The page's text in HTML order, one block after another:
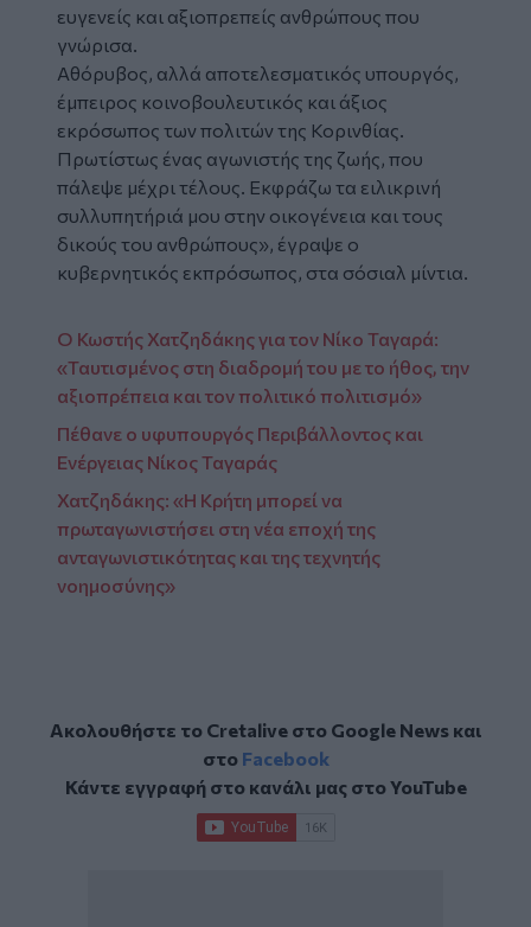
ευγενείς και αξιοπρεπείς ανθρώπους που
γνώρισα.
Αθόρυβος, αλλά αποτελεσματικός υπουργός,
έμπειρος κοινοβουλευτικός και άξιος
εκρόσωπος των πολιτών της Κορινθίας.
Πρωτίστως ένας αγωνιστής της ζωής, που
πάλεψε μέχρι τέλους. Εκφράζω τα ειλικρινή
συλλυπητήριά μου στην οικογένεια και τους
δικούς του ανθρώπους», έγραψε ο
κυβερνητικός εκπρόσωπος, στα σόσιαλ μίντια.
Ο Κωστής Χατζηδάκης για τον Νίκο Ταγαρά:
«Ταυτισμένος στη διαδρομή του με το ήθος, την
αξιοπρέπεια και τον πολιτικό πολιτισμό»
Πέθανε ο υφυπουργός Περιβάλλοντος και
Ενέργειας Νίκος Ταγαράς
Χατζηδάκης: «Η Κρήτη μπορεί να
πρωταγωνιστήσει στη νέα εποχή της
ανταγωνιστικότητας και της τεχνητής
νοημοσύνης»
Ακολουθήστε το Cretalive στο Google Newsκαι
στο Facebook
Κάντε εγγραφή στο κανάλι μας στοYouTube